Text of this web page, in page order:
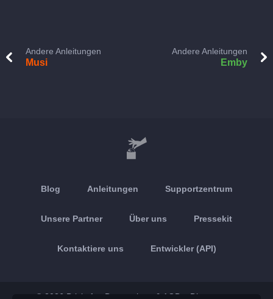
Andere Anleitungen
Musi
Andere Anleitungen
Emby
Blog Anleitungen Supportzentrum
Unsere Partner Über uns Pressekit
Kontaktiere uns Entwickler (API)
© 2026 Brickoft Datenschutz & AGB Dienststatus